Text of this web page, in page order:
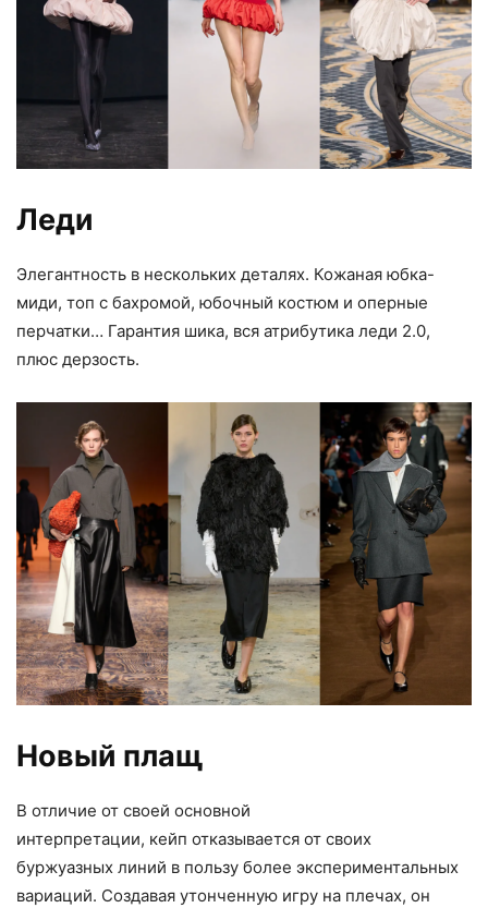
Леди
Элегантность в нескольких деталях. Кожаная юбка-
миди, топ с бахромой, юбочный костюм и оперные
перчатки… Гарантия шика, вся атрибутика леди 2.0,
плюс дерзость.
Новый плащ
В отличие от своей основной
интерпретации, кейп отказывается от своих
буржуазных линий в пользу более экспериментальных
вариаций. Создавая утонченную игру на плечах, он